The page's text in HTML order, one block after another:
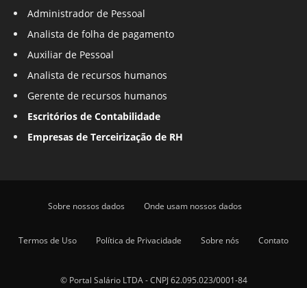
Administrador de Pessoal
Analista de folha de pagamento
Auxiliar de Pessoal
Analista de recursos humanos
Gerente de recursos humanos
Escritórios de Contabilidade
Empresas de Terceirização de RH
Sobre nossos dados Onde usam nossos dados
Termos de Uso Política de Privacidade Sobre nós Contato
© Portal Salário LTDA - CNPJ 62.095.023/0001-84